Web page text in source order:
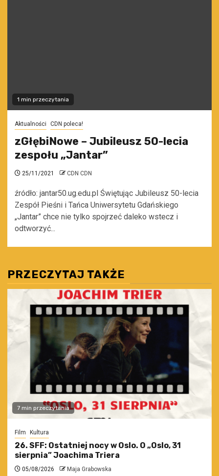
1 min przeczytania
Aktualności CDN poleca!
zGłębiNowe – Jubileusz 50-lecia
zespołu „Jantar”
25/11/2021 CDN CDN
źródło: jantar50.ug.edu.pl Świętując Jubileusz 50-lecia
Zespół Pieśni i Tańca Uniwersytetu Gdańskiego
„Jantar” chce nie tylko spojrzeć daleko wstecz i
odtworzyć...
PRZECZYTAJ TAKŻE
7 min przeczytania
Film Kultura
26. SFF: Ostatniej nocy w Oslo. O „Oslo, 31
sierpnia” Joachima Triera
05/08/2026 Maja Grabowska